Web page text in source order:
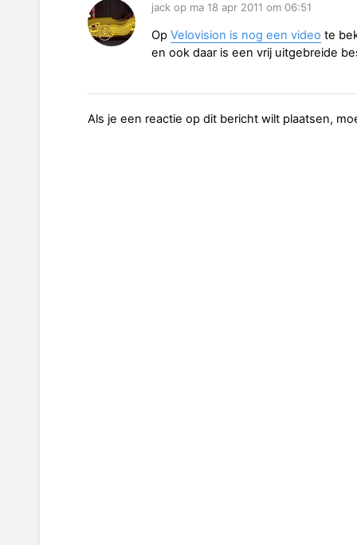
jack op ma 18 apr 2011 om 06:51
Op Velovision is nog een video te
en ook daar is een vrij uitgebreide
Als je een reactie op dit bericht wilt plaatsen,